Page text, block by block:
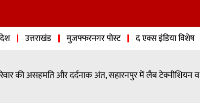
उत्तराखंड मुजफ्फरनगर पोस्ट द एक्स इंडिया विशेष
की असहमति और दर्दनाक अंत, सहारनपुर में लैब टेक्नीशियन व